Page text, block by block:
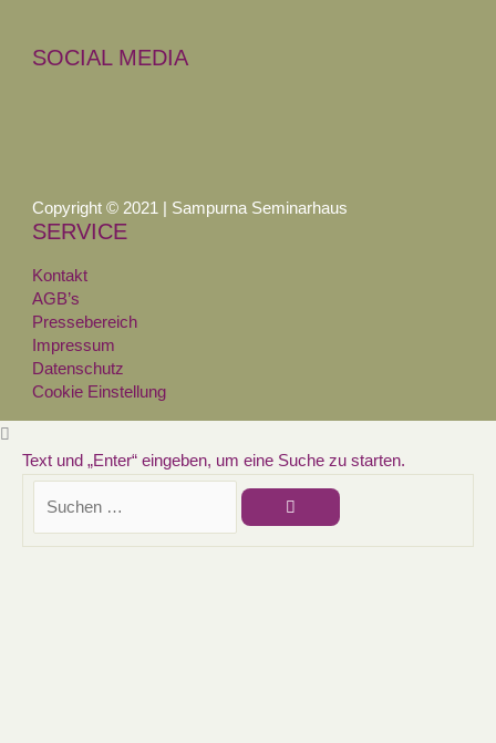
SOCIAL MEDIA
Copyright © 2021 | Sampurna Seminarhaus
SERVICE
Kontakt
AGB’s
Pressebereich
Impressum
Datenschutz
Cookie Einstellung
Text und „Enter“ eingeben, um eine Suche zu starten.